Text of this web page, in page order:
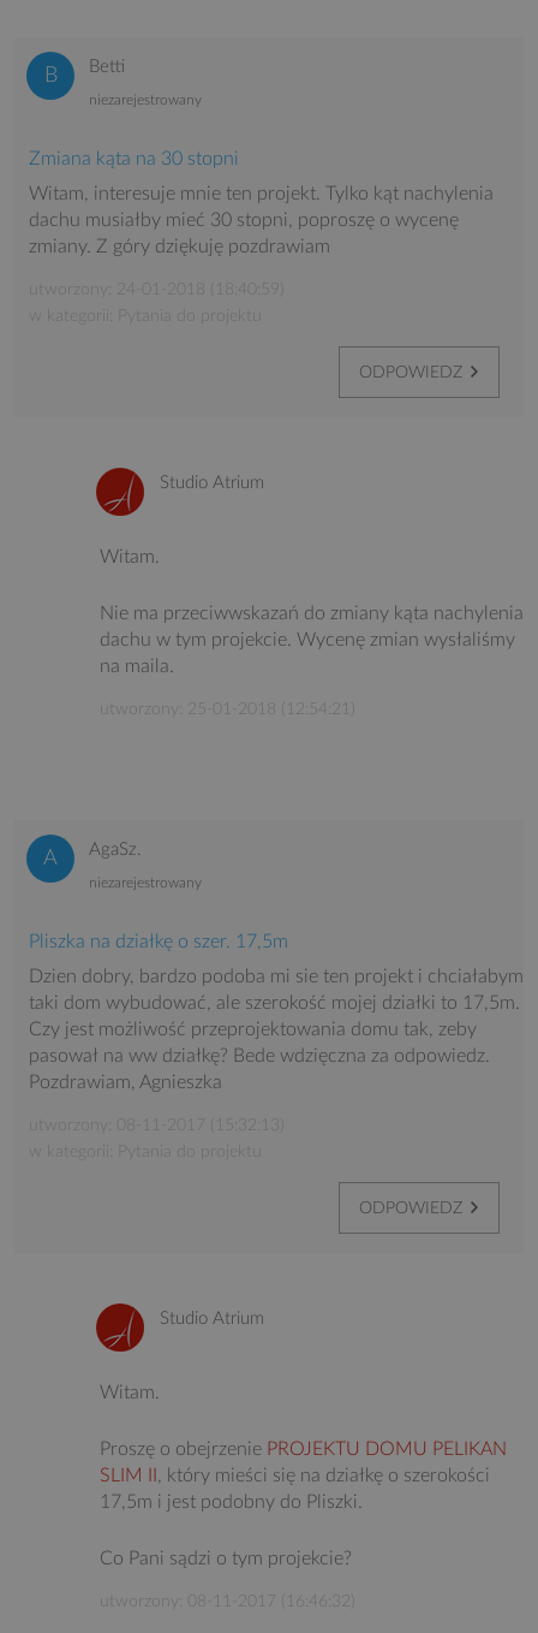
Betti
niezarejestrowany
Zmiana kąta na 30 stopni
Witam, interesuje mnie ten projekt. Tylko kąt nachylenia
dachu musiałby mieć 30 stopni, poproszę o wycenę
zmiany. Z góry dziękuję pozdrawiam
utworzony: 24-01-2018 (18:40:59)
w kategorii: Pytania do projektu
ODPOWIEDZ
Studio Atrium
Witam.
Nie ma przeciwwskazań do zmiany kąta nachylenia
dachu w tym projekcie. Wycenę zmian wysłaliśmy
na maila.
utworzony: 25-01-2018 (12:54:21)
AgaSz.
niezarejestrowany
Pliszka na działkę o szer. 17,5m
Dzien dobry, bardzo podoba mi sie ten projekt i chciałabym
taki dom wybudować, ale szerokość mojej działki to 17,5m.
Czy jest możliwość przeprojektowania domu tak, zeby
pasował na ww działkę? Bede wdzięczna za odpowiedz.
Pozdrawiam, Agnieszka
utworzony: 08-11-2017 (15:32:13)
w kategorii: Pytania do projektu
ODPOWIEDZ
Studio Atrium
Witam.
Proszę o obejrzenie PROJEKTU DOMU PELIKAN
SLIM II
, który mieści się na działkę o szerokości
17,5m i jest podobny do Pliszki.
Co Pani sądzi o tym projekcie?
utworzony: 08-11-2017 (16:46:32)